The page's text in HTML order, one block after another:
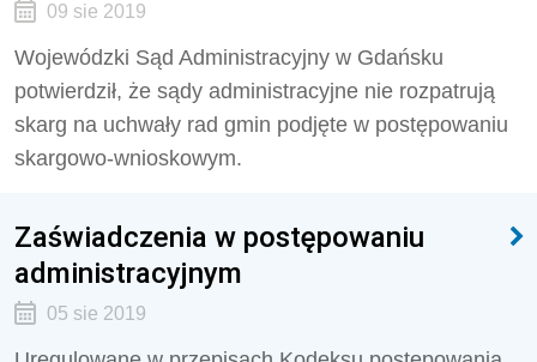
09 sie 2019
Wojewódzki Sąd Administracyjny w Gdańsku
potwierdził, że sądy administracyjne nie rozpatrują
skarg na uchwały rad gmin podjęte w postępowaniu
skargowo-wnioskowym.
Zaświadczenia w postępowaniu
administracyjnym
05 sie 2019